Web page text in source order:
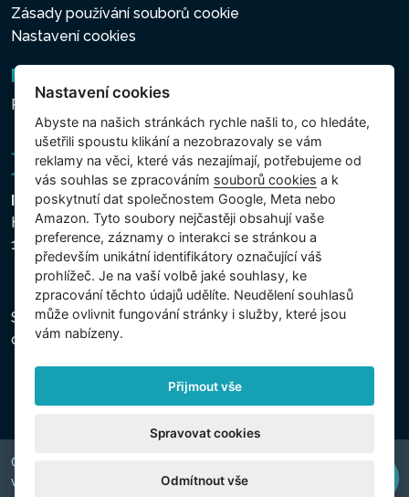
Zásady používání souborů cookie
Nastavení cookies
Newsletter
Přihlášení k odběru novinek
Intex Trading, s.r.o.
Hradecká 2526/3
130 00 Praha 3 - Česká republika
Společnost je zapsána u Městského soudu v Praze,
oddíl C, vložka 74759, IČ 26150808, DIČ CZ26150808.
Copyright © 2026 INTEX TRADING s.r.o. Všechna práva
vyhrazena.
Nastavení cookies
Abyste na našich stránkách rychle našli to, co hledáte,
ušetřili spoustu klikání a nezobrazovaly se vám
reklamy na věci, které vás nezajímají, potřebujeme od
vás souhlas se zpracováním souborů cookies a k
poskytnutí dat společnostem Google, Meta nebo
Amazon. Tyto soubory nejčastěji obsahují vaše
preference, záznamy o interakci se stránkou a
především unikátní identifikátory označující váš
prohlížeč. Je na vaší volbě jaké souhlasy, ke
zpracování těchto údajů udělíte. Neudělení souhlasů
může ovlivnit fungování stránky i služby, které jsou
vám nabízeny.
Přijmout vše
Spravovat cookies
Odmítnout vše